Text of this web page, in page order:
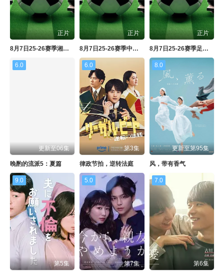
正片
8月7日25-26赛季湘超 岳阳队VS湘潭队
正片
8月7日25-26赛季中超联赛 北京国安VS深圳新鹏城
正片
8月7日25-26赛季足球热身赛 拜仁慕尼黑VS阿斯顿维拉
6.0
更新至06集
晚酌的流派5：夏篇
6.0
第3集
律政节拍，逆转法庭
8.0
更新至第95集
风，带有香气
9.0
第5集
5.0
第7集
7.0
第6集